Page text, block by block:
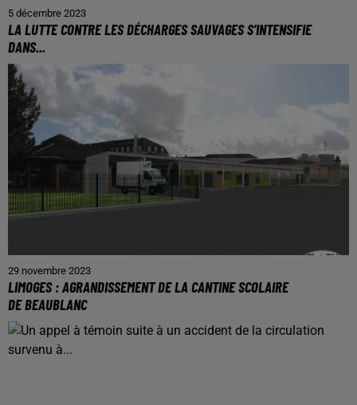
5 décembre 2023
LA LUTTE CONTRE LES DÉCHARGES SAUVAGES S’INTENSIFIE
DANS...
29 novembre 2023
LIMOGES : AGRANDISSEMENT DE LA CANTINE SCOLAIRE
DE BEAUBLANC